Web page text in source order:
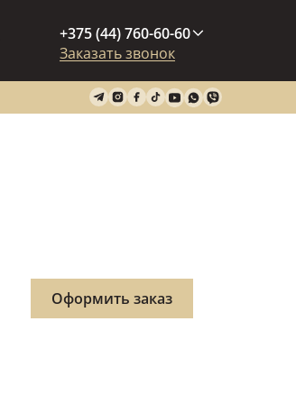
+375 (44) 760-60-60
Заказать звонок
Оформить заказ